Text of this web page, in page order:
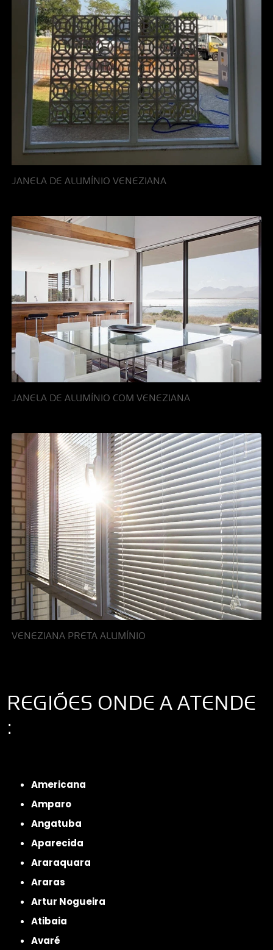
JANELA DE ALUMÍNIO VENEZIANA
JANELA DE ALUMÍNIO COM VENEZIANA
VENEZIANA PRETA ALUMÍNIO
REGIÕES ONDE A ATENDE
:
Americana
Amparo
Angatuba
Aparecida
Araraquara
Araras
Artur Nogueira
Atibaia
Avaré